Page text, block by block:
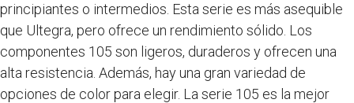
principiantes o intermedios. Esta serie es más asequible
que Ultegra, pero ofrece un rendimiento sólido. Los
componentes 105 son ligeros, duraderos y ofrecen una
alta resistencia. Además, hay una gran variedad de
opciones de color para elegir. La serie 105 es la mejor